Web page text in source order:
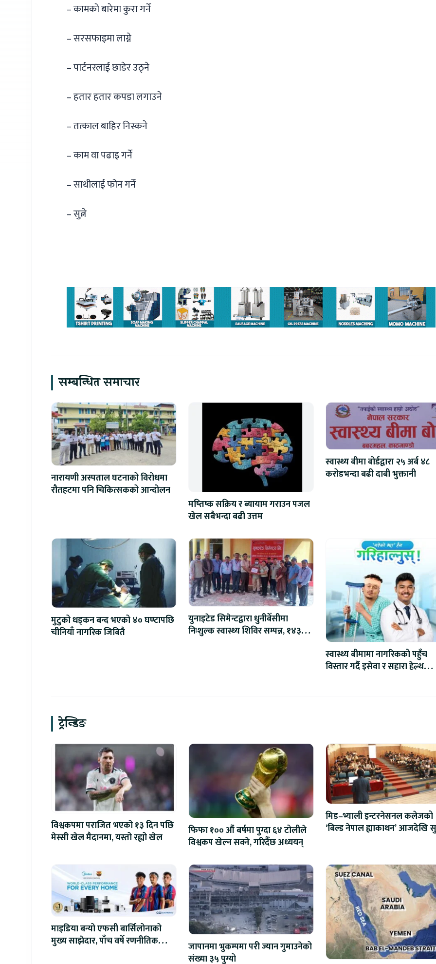
– कामको बारेमा कुरा गर्ने
– सरसफाइमा लाग्ने
– पार्टनरलाई छाडेर उठ्ने
– हतार हतार कपडा लगाउने
– तत्काल बाहिर निस्कने
– काम वा पढाइ गर्ने
– साथीलाई फोन गर्ने
– सुत्ने
सम्बन्धित समाचार
नारायणी अस्पताल घटनाको विरोधमा
रौतहटमा पनि चिकित्सकको आन्दोलन
मष्तिष्क सक्रिय र ब्यायाम गराउन पजल
खेल सबैभन्दा बढी उत्तम
स्वास्थ्य बीमा बोर्डद्वारा २५ अर्ब ४८
करोडभन्दा बढी दाबी भुक्तानी
मुटुको धड्कन बन्द भएको ४० घण्टापछि
चीनियाँ नागरिक जिबितै
युनाइटेड सिमेन्टद्वारा धुनीबेँसीमा
निःशुल्क स्वास्थ्य शिविर सम्पन्न, १४३
स्वास्थ्य बीमामा नागरिकको पहुँच
विस्तार गर्दै इसेवा र सहारा हेल्थ
ट्रेन्डिङ
विश्वकपमा पराजित भएको १३ दिन पछि
मेस्सी खेल मैदानमा, यस्तो रह्यो खेल
फिफा १०० औं बर्षमा पुग्दा ६४ टोलीले
विश्वकप खेल्न सक्ने, गरिदैँछ अध्ययन्
मिड–भ्याली इन्टरनेसनल कलेजको
‘बिल्ड नेपाल ह्याकाथन’ आजदेखि
माइडिया बन्यो एफसी बार्सिलोनाको
मुख्य साझेदार, पाँच वर्षे रणनीतिक
जापानमा भुकम्पमा परी ज्यान गुमाउनेको
संख्या ३५ पुग्यो